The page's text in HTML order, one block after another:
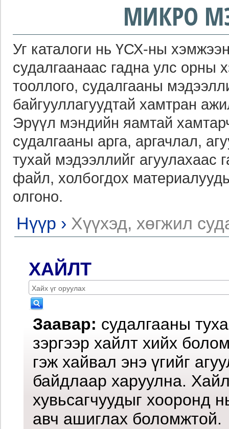
МИКРО
Уг каталоги нь ҮСХ-ны
судалгаанаас гадна улс орны
тооллого, судалгааны
байгууллагуудтай хамтран
Эрүүл мэндийн яамтай
судалгааны арга, аргачлал,
тухай мэдээллийг агуулахаас
файл, холбогдох
олгоно.
Нүүр › Хүүхэд, хөгжил
ХАЙЛТ
Заавар: судалгааны
зэргээр хайлт хийх
гэж хайвал энэ үгийг
байдлаар харуулна.
хувьсагчуудыг хооронд
авч ашиглах боломжтой.